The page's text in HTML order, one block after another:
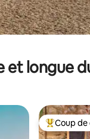
et longue
Coups de
Coup